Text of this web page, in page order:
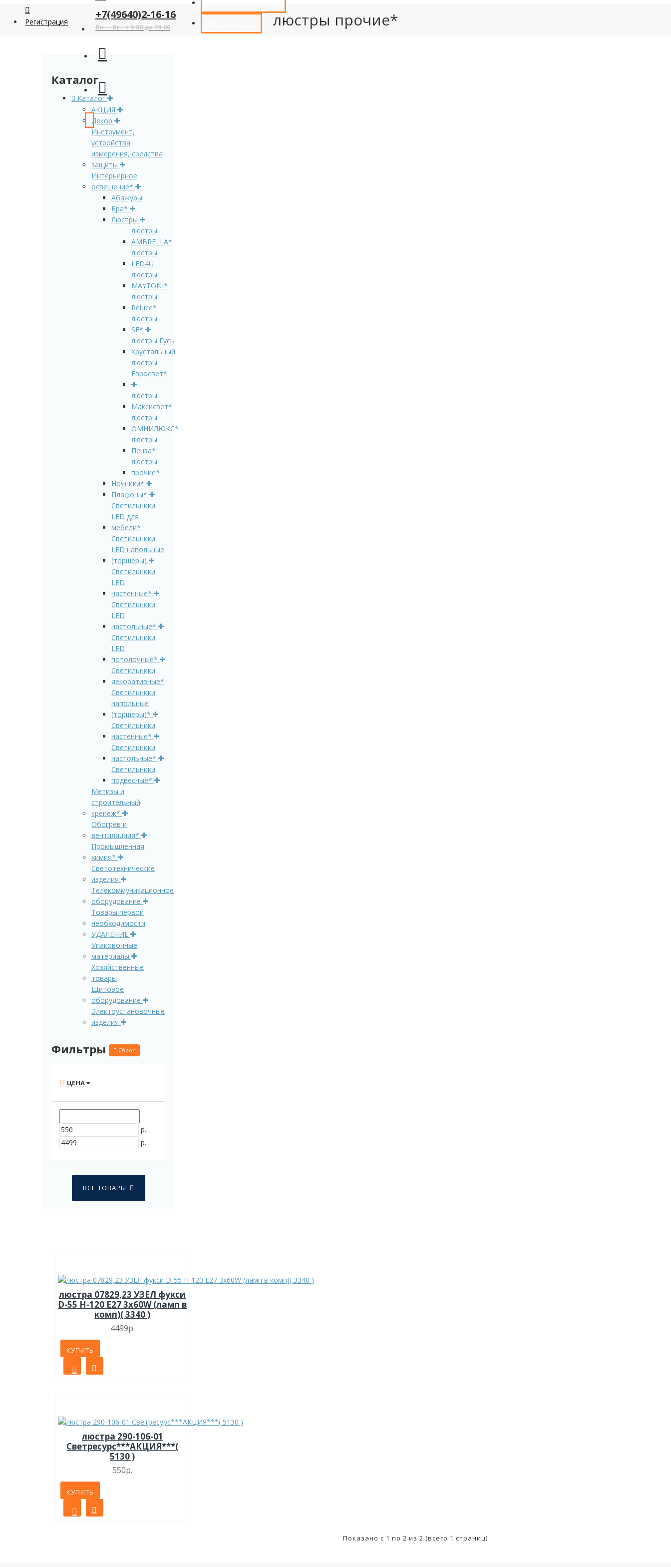
Регистрация
+7(49640)2-16-16
Пн. – Вс.: с 9:00 до 19:00 люстры прочие*
Каталог
Каталог
АКЦИЯ
Декор
Инструмент,
устройства
измерения, средства
защиты
Интерьерное
освещение*
Абажуры
Бра*
Люстры
люстры
AMBRELLA*
люстры
LED4U
люстры
MAYTONI*
люстры
Reluce*
люстры
SF*
люстры Гусь
Хрустальный
люстры
Евросвет*
люстры
Максисвет*
люстры
ОМНИЛЮКС*
люстры
Пенза*
люстры
прочие*
Ночники*
Плафоны*
Светильники
LED для
мебели*
Светильники
LED напольные
(торшеры)
Светильники
LED
настенные*
Светильники
LED
настольные*
Светильники
LED
потолочные*
Светильники
декоративные*
Светильники
напольные
(торшеры)*
Светильники
настенные*
Светильники
настольные*
Светильники
подвесные*
Метизы и
строительный
крепеж*
Обогрев и
вентиляциия*
Промышленная
химия*
Светотехнические
изделия
Телекоммуникационное
оборудование
Товары первой
необходимости
УДАЛЕНИЕ
Упаковочные
материалы
Хозяйственные
товары
Щитовое
оборудование
Электоустановочные
изделия
Фильтры Сброс
ЦЕНА
р.
р.
ВСЕ ТОВАРЫ
люстра 07829,23 УЗЕЛ фукси
D-55 H-120 Е27 3х60W (ламп в
комп)( 3340 )
4499р.
КУПИТЬ
люстра 290-106-01
Светресурс***АКЦИЯ***(
5130 )
550р.
КУПИТЬ
Показано с 1 по 2 из 2 (всего 1 страниц)